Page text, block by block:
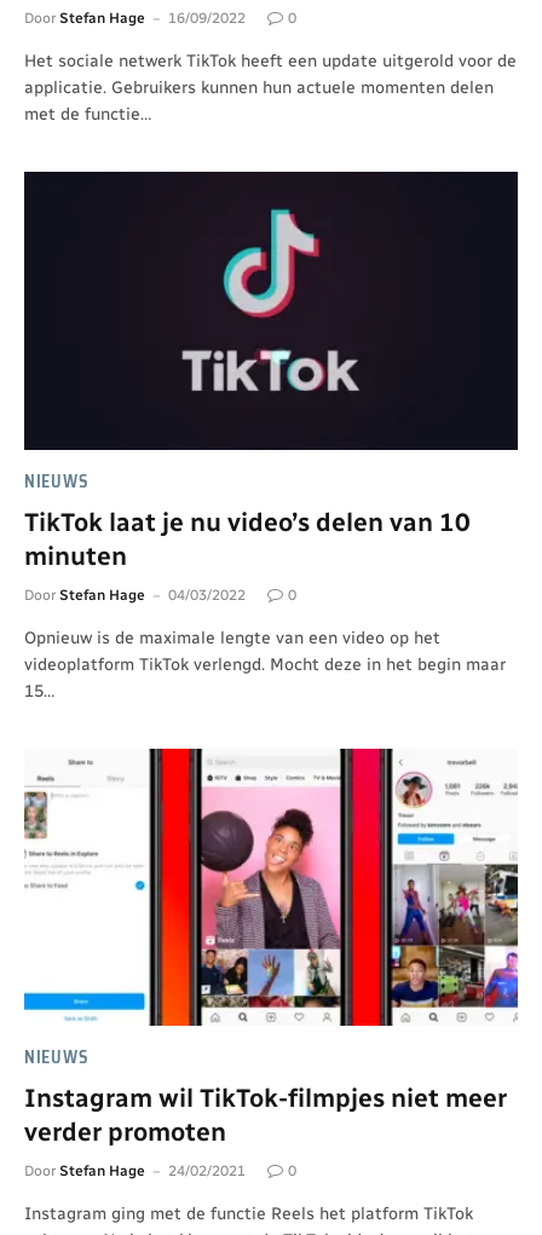
Door Stefan Hage 16/09/2022 0
Het sociale netwerk TikTok heeft een update uitgerold voor de
applicatie. Gebruikers kunnen hun actuele momenten delen
met de functie…
NIEUWS
TikTok laat je nu video’s delen van 10
minuten
Door Stefan Hage 04/03/2022 0
Opnieuw is de maximale lengte van een video op het
videoplatform TikTok verlengd. Mocht deze in het begin maar
15…
NIEUWS
Instagram wil TikTok-filmpjes niet meer
verder promoten
Door Stefan Hage 24/02/2021 0
Instagram ging met de functie Reels het platform TikTok